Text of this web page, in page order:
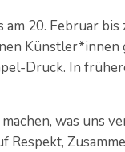
20. Februar
Künstler*innen
Druck. In
was uns
Respekt,